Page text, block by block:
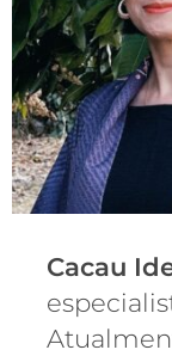
Cacau